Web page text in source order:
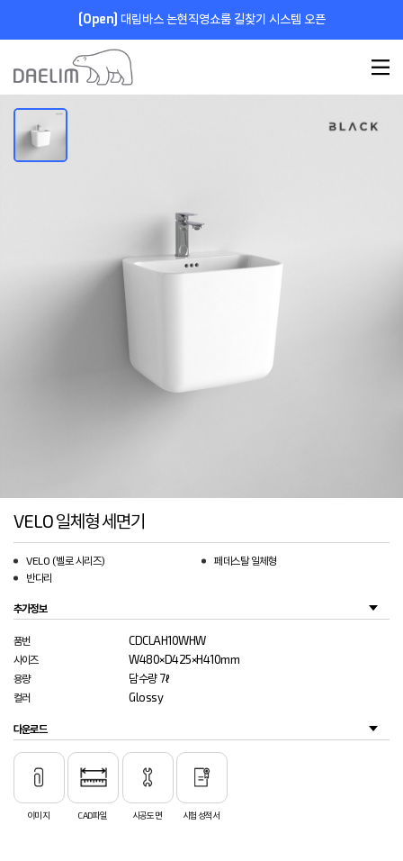
[Open] 대림바스 논현직영쇼룸 길찾기 시스템 오픈
VELO 일체형 세면기
VELO (벨로 시리즈)
페데스탈 일체형
반다리
추가정보
품번 CDCLAH10WHW
사이즈 W480×D425×H410mm
용량 담수량 7ℓ
컬러 Glossy
다운로드
이미지 CAD파일 시공도면 시험성적서